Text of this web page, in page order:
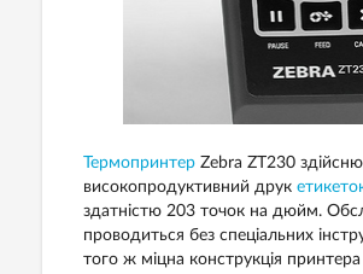
Термопринтер Zebra ZT230
високопродуктивний друк
здатністю 203 точок на дюйм.
проводиться без спеціальних
того ж міцна конструкція